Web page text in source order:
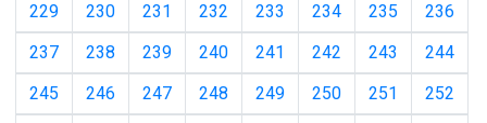
229
230 231 232 233 234 235
236
237
238 239 240 241 242 243
244
245
246 247 248 249 250 251
252